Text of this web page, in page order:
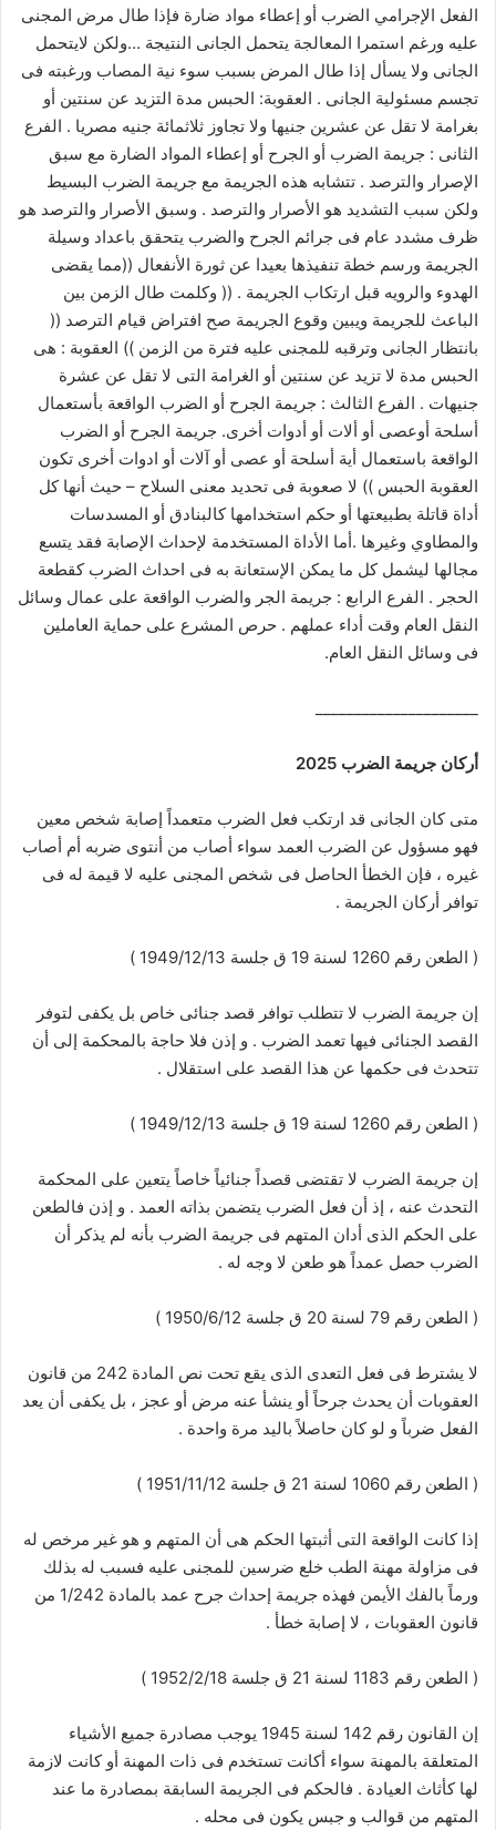
الفعل الإجرامي الضرب أو إعطاء مواد ضارة فإذا طال مرض المجنى
عليه ورغم استمرا المعالجة يتحمل الجانى النتيجة …ولكن لايتحمل
الجانى ولا يسأل إذا طال المرض بسبب سوء نية المصاب ورغبته فى
تجسم مسئولية الجانى . العقوبة: الحبس مدة التزيد عن سنتين أو
بغرامة لا تقل عن عشرين جنيها ولا تجاوز ثلاثمائة جنيه مصريا . الفرع
الثانى : جريمة الضرب أو الجرح أو إعطاء المواد الضارة مع سبق
الإصرار والترصد . تتشابه هذه الجريمة مع جريمة الضرب البسيط
ولكن سبب التشديد هو الأصرار والترصد . وسبق الأصرار والترصد هو
ظرف مشدد عام فى جرائم الجرح والضرب يتحقق باعداد وسيلة
الجريمة ورسم خطة تنفيذها بعيدا عن ثورة الأنفعال ((مما يقضى
الهدوء والرويه قبل ارتكاب الجريمة . (( وكلمت طال الزمن بين
الباعث للجريمة ويبين وقوع الجريمة صح افتراض قيام الترصد ((
بانتظار الجانى وترقبه للمجنى عليه فترة من الزمن )) العقوبة : هى
الحبس مدة لا تزيد عن سنتين أو الغرامة التى لا تقل عن عشرة
جنيهات . الفرع الثالث : جريمة الجرح أو الضرب الواقعة بأستعمال
أسلحة أوعصى أو ألات أو أدوات أخرى. جريمة الجرح أو الضرب
الواقعة باستعمال أية أسلحة أو عصى أو آلات أو ادوات أخرى تكون
العقوبة الحبس )) لا صعوبة فى تحديد معنى السلاح – حيث أنها كل
أداة قاتلة بطبيعتها أو حكم استخدامها كالبنادق أو المسدسات
والمطاوي وغيرها .أما الأداة المستخدمة لإحداث الإصابة فقد يتسع
مجالها ليشمل كل ما يمكن الإستعانة به فى احداث الضرب كقطعة
الحجر . الفرع الرابع : جريمة الجر والضرب الواقعة على عمال وسائل
النقل العام وقت أداء عملهم . حرص المشرع على حماية العاملين
فى وسائل النقل العام.
أركان جريمة الضرب 2025
متى كان الجانى قد ارتكب فعل الضرب متعمداً إصابة شخص معين
فهو مسؤول عن الضرب العمد سواء أصاب من أنتوى ضربه أم أصاب
غيره ، فإن الخطأ الحاصل فى شخص المجنى عليه لا قيمة له فى
توافر أركان الجريمة .
( الطعن رقم 1260 لسنة 19 ق جلسة 1949/12/13 )
إن جريمة الضرب لا تتطلب توافر قصد جنائى خاص بل يكفى لتوفر
القصد الجنائى فيها تعمد الضرب . و إذن فلا حاجة بالمحكمة إلى أن
تتحدث فى حكمها عن هذا القصد على استقلال .
( الطعن رقم 1260 لسنة 19 ق جلسة 1949/12/13 )
إن جريمة الضرب لا تقتضى قصداً جنائياً خاصاً يتعين على المحكمة
التحدث عنه ، إذ أن فعل الضرب يتضمن بذاته العمد . و إذن فالطعن
على الحكم الذى أدان المتهم فى جريمة الضرب بأنه لم يذكر أن
الضرب حصل عمداً هو طعن لا وجه له .
( الطعن رقم 79 لسنة 20 ق جلسة 1950/6/12 )
لا يشترط فى فعل التعدى الذى يقع تحت نص المادة 242 من قانون
العقوبات أن يحدث جرحاً أو ينشأ عنه مرض أو عجز ، بل يكفى أن يعد
الفعل ضرباً و لو كان حاصلاً باليد مرة واحدة .
( الطعن رقم 1060 لسنة 21 ق جلسة 1951/11/12 )
إذا كانت الواقعة التى أثبتها الحكم هى أن المتهم و هو غير مرخص له
فى مزاولة مهنة الطب خلع ضرسين للمجنى عليه فسبب له بذلك
ورماً بالفك الأيمن فهذه جريمة إحداث جرح عمد بالمادة 1/242 من
قانون العقوبات ، لا إصابة خطأ .
( الطعن رقم 1183 لسنة 21 ق جلسة 1952/2/18 )
إن القانون رقم 142 لسنة 1945 يوجب مصادرة جميع الأشياء
المتعلقة بالمهنة سواء أكانت تستخدم فى ذات المهنة أو كانت لازمة
لها كأثاث العيادة . فالحكم فى الجريمة السابقة بمصادرة ما عند
المتهم من قوالب و جبس يكون فى محله .